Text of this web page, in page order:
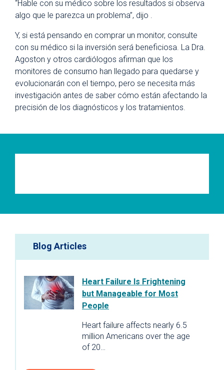
“Hable con su médico sobre los resultados si observa
algo que le parezca un problema”, dijo .
Y, si está pensando en comprar un monitor, consulte
con su médico si la inversión será beneficiosa. La Dra.
Agoston y otros cardiólogos afirman que los
monitores de consumo han llegado para quedarse y
evolucionarán con el tiempo, pero se necesita más
investigación antes de saber cómo están afectando la
precisión de los diagnósticos y los tratamientos.
Blog Articles
Heart Failure Is Frightening
but Manageable for Most
People
Heart failure affects nearly 6.5
million Americans over the age
of 20…